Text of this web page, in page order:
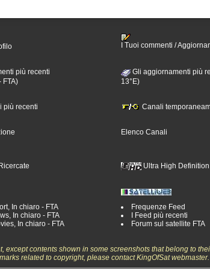
I Tuoi commenti /
più recenti
FTA)
Gli aggiornamenti più
13°E)
più recenti Canali
Elenco Canali
Ultra High
In chiaro - FTA
In chiaro - FTA
In chiaro - FTA
Frequenze Feed
I Feed più recenti
Forum sul satellite FTA
contents shown in some screenshots that belong to
related to copyright, please contact KingOfSat webmaster.